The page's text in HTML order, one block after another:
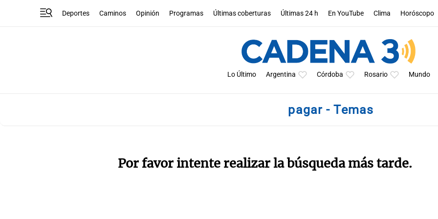
Deportes Caminos Opinión Programas Últimas coberturas Últimas 24 h En YouTube Clima Horóscopo
Lo Último Argentina Córdoba Rosario Mundo
pagar - Temas
Por favor intente realizar la búsqueda más tarde.